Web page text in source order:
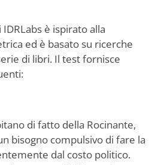
è ispirato alla
ed è basato su ricerche
di libri. Il test fornisce
di fatto della Rocinante,
bisogno compulsivo di fare la
dal costo politico.